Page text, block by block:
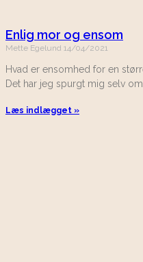
Enlig mor og ensom
Mette Egelund 14/04/2021
Hvad er ensomhed for en
Det har jeg spurgt mig selv
Læs indlægget »